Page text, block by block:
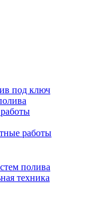
под ключ
работы
полива
техника